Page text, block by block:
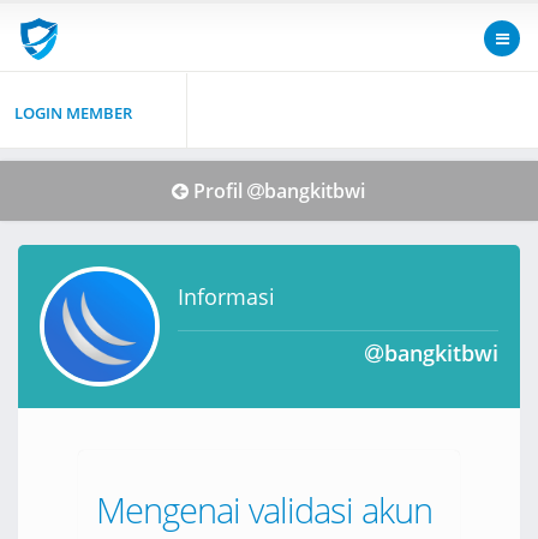
LOGIN MEMBER
Profil bangkitbwi
Informasi
bangkitbwi
Mengenai validasi akun